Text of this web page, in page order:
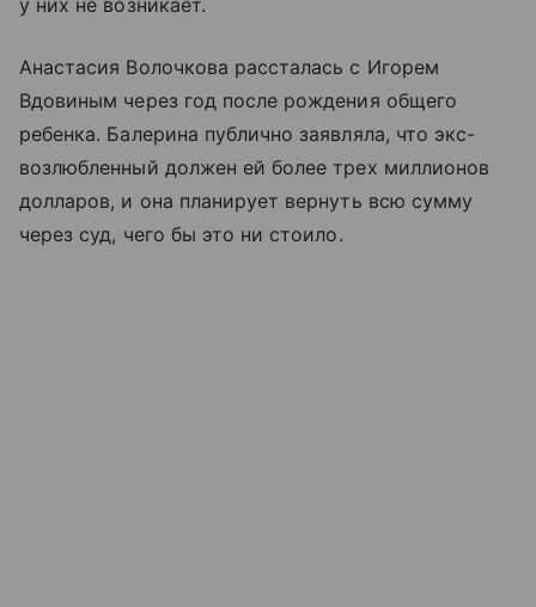
у них не возникает.
Анастасия Волочкова рассталась с Игорем
Вдовиным через год после рождения общего
ребенка. Балерина публично заявляла, что экс-
возлюбленный должен ей более трех миллионов
долларов, и она планирует вернуть всю сумму
через суд, чего бы это ни стоило.